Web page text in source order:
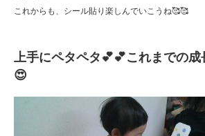
これからも、シール貼り楽しんでいこうね🥰🥰
上手にペタペタ💕💕これまでの
😍